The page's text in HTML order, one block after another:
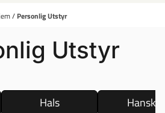
/ Personlig Utstyr
Utstyr
Hals Hansker